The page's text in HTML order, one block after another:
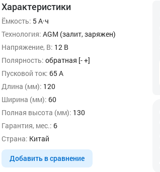
Характеристики
Ёмкость: 5 А·ч
Технология: AGM (залит, заряжен)
Напряжение, В: 12 В
Полярность: обратная [- +]
Пусковой ток: 65 А
Длина (мм): 120
Ширина (мм): 60
Полная высота (мм): 130
Гарантия, мес.: 6
Страна: Китай
Добавить в сравнение